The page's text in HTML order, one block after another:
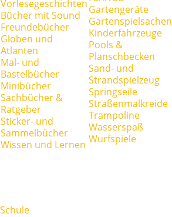
Vorlesegeschichten
Bücher mit Sound
Freundebücher
Globen und
Atlanten
Mal- und
Bastelbücher
Minibücher
Sachbücher &
Ratgeber
Sticker- und
Sammelbücher
Wissen und Lernen
Gartengeräte
Gartenspielsachen
Kinderfahrzeuge
Pools &
Planschbecken
Sand- und
Strandspielzeug
Springseile
Straßenmalkreide
Trampoline
Wasserspaß
Wurfspiele
Schule